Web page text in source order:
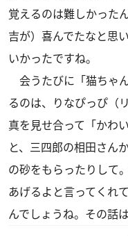
覚えるのは難しかった
吉が）喜んでたなと思
いかったですね。
会うたびに「猫ちゃ
るのは、りなぴっぴ（
真を見せ合って「かわ
と、三四郎の相田さん
の砂をもらったりして
あげるよと言ってくれ
んでしょうね。その話